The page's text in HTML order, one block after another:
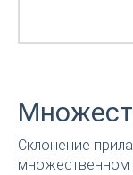
Склонение
множественном